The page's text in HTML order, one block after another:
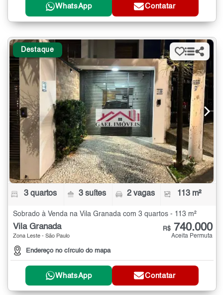
WhatsApp Contatar
Destaque
3 quartos 3 suítes 2 vagas 113 m²
Sobrado à Venda na Vila Granada com 3 quartos - 113 m²
Vila Granada
Zona Leste - São Paulo
Endereço no círculo do mapa
R$ 740.000
Aceita Permuta
WhatsApp Contatar